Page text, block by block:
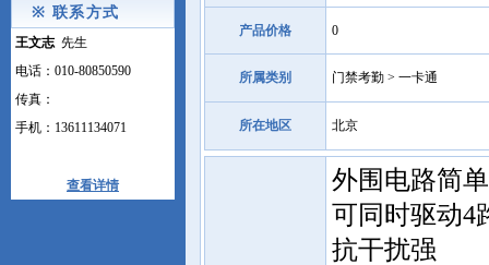
※ 联系方式
王文志先生
电话：010-80850590
传真：
手机：13611134071
查看详情
产品价格 0
所属类别 门禁考勤 > 一卡通
所在地区 北京
外围电路简单
可同时驱动4
抗干扰强